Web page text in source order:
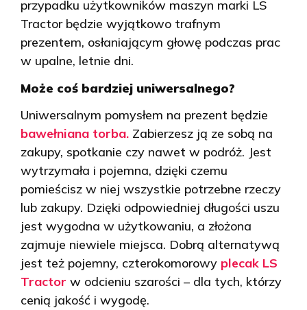
przypadku użytkowników maszyn marki LS
Tractor będzie wyjątkowo trafnym
prezentem, osłaniającym głowę podczas prac
w upalne, letnie dni.
Może coś bardziej uniwersalnego?
Uniwersalnym pomysłem na prezent będzie
bawełniana torba. Zabierzesz ją ze sobą na
zakupy, spotkanie czy nawet w podróż. Jest
wytrzymała i pojemna, dzięki czemu
pomieścisz w niej wszystkie potrzebne rzeczy
lub zakupy. Dzięki odpowiedniej długości uszu
jest wygodna w użytkowaniu, a złożona
zajmuje niewiele miejsca. Dobrą alternatywą
jest też pojemny, czterokomorowy plecak LS
Tractor w odcieniu szarości – dla tych, którzy
cenią jakość i wygodę.